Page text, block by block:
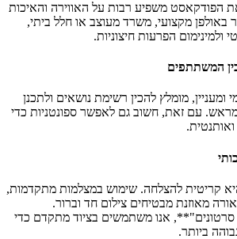
הפודקאסט משפיע רבות על האווירה והאיכות
באולפן מקצועי, משרד מעוצב או חלל ביתי,
הפרעות חיצוניות.
ומעניין, מומלץ להכין רשימת נושאים ולתכנן
עם זאת, חשוב גם לאפשר ספונטניות כדי
היא קריטית להצלחה. שימוש במצלמות מתקדמות,
מאוזנת מבטיחים צילום חד וברור.
אנו משתמשים בציוד מתקדם כדי
ביותר.